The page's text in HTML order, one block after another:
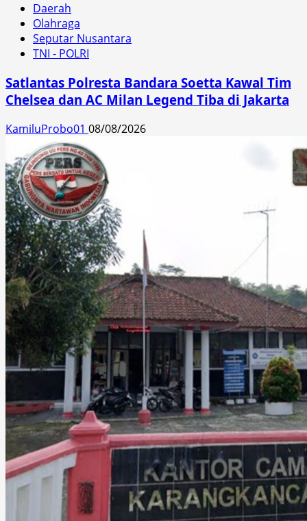
Daerah
Olahraga
Seputar Nusantara
TNI - POLRI
Satlantas Polresta Bandara Soetta Kawal Tim
Chelsea dan AC Milan Legend Tiba di Jakarta
KamiluProbo01 08/08/2026